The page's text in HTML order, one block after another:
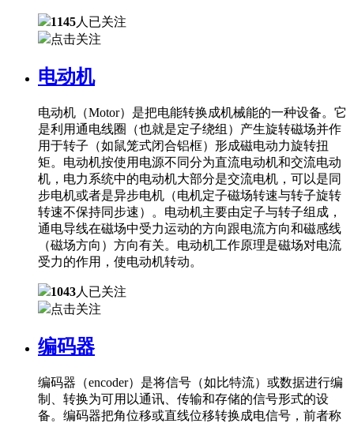
1145人已关注
点击关注
电动机
电动机（Motor）是把电能转换成机械能的一种设备。它
是利用通电线圈（也就是定子绕组）产生旋转磁场并作
用于转子（如鼠笼式闭合铝框）形成磁电动力旋转扭
矩。电动机按使用电源不同分为直流电动机和交流电动
机，电力系统中的电动机大部分是交流电机，可以是同
步电机或者是异步电机（电机定子磁场转速与转子旋转
转速不保持同步速）。电动机主要由定子与转子组成，
通电导线在磁场中受力运动的方向跟电流方向和磁感线
（磁场方向）方向有关。电动机工作原理是磁场对电流
受力的作用，使电动机转动。
1043人已关注
点击关注
编码器
编码器（encoder）是将信号（如比特流）或数据进行编
制、转换为可用以通讯、传输和存储的信号形式的设
备。编码器把角位移或直线位移转换成电信号，前者称